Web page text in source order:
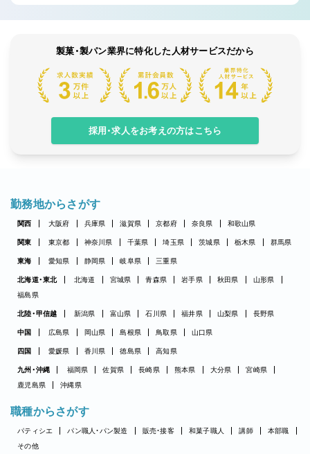
製菓・製パン業界に特化した人材サービスだから
採用・求人をお考えの方はこちら
勤務地からさがす
関西 大阪府 兵庫県 滋賀県 京都府 奈良県 和歌山県
関東 東京都 神奈川県 千葉県 埼玉県 茨城県 栃木県 群馬県
東海 愛知県 静岡県 岐阜県 三重県
北海道・東北 北海道 宮城県 青森県 岩手県 秋田県
山形県
福島県
北陸・甲信越 新潟県 富山県 石川県 福井県 山梨県 長野県
中国 広島県 岡山県 島根県 鳥取県 山口県
四国 愛媛県 香川県 徳島県 高知県
九州・沖縄 福岡県 佐賀県 長崎県 熊本県 大分県
宮崎県
鹿児島県
沖縄県
職種からさがす
パティシエ パン職人・パン製造 販売・接客 和菓子職人 講師
本部職
その他